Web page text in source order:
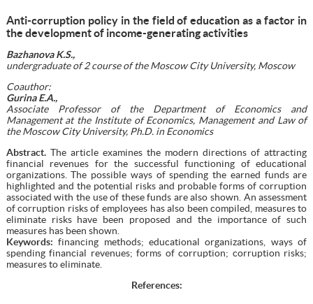
Anti-corruption policy in the field of education as a factor in
the development of income-generating activities
Bazhanova K.S.,
undergraduate of 2 course of the Moscow City University, Moscow
Coauthor:
Gurina E.A.,
Associate Professor of the Department of Economics and
Management at the Institute of Economics, Management and Law of
the Moscow City University, Ph.D. in Economics
Abstract.The article examines the modern directions of attracting
financial revenues for the successful functioning of educational
organizations. The possible ways of spending the earned funds are
highlighted and the potential risks and probable forms of corruption
associated with the use of these funds are also shown. An assessment
of corruption risks of employees has also been compiled, measures to
eliminate risks have been proposed and the importance of such
measures has been shown.
Keywords: financing methods; educational organizations, ways of
spending financial revenues; forms of corruption; corruption risks;
measures to eliminate.
References: